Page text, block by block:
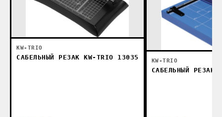
KW-TRIO
САБЕЛЬНЫЙ РЕЗАК KW-TRIO 13035 KW-TRIO
САБЕЛЬНЫЙ РЕЗАК